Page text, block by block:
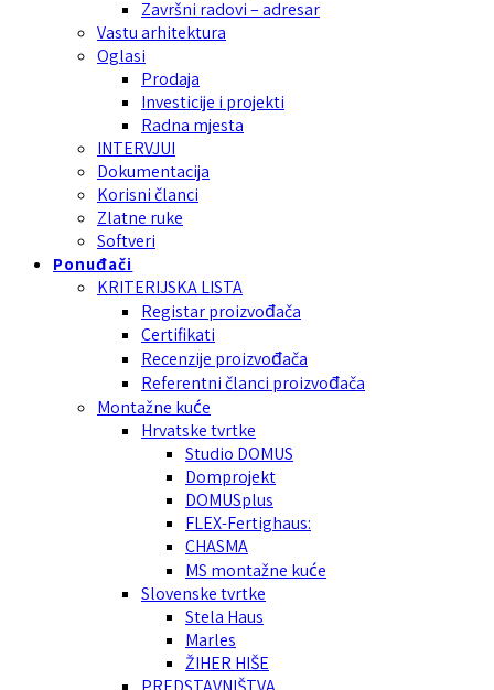
Završni radovi – adresar
Vastu arhitektura
Oglasi
Prodaja
Investicije i projekti
Radna mjesta
INTERVJUI
Dokumentacija
Korisni članci
Zlatne ruke
Softveri
Ponuđači
KRITERIJSKA LISTA
Registar proizvođača
Certifikati
Recenzije proizvođača
Referentni članci proizvođača
Montažne kuće
Hrvatske tvrtke
Studio DOMUS
Domprojekt
DOMUSplus
FLEX-Fertighaus:
CHASMA
MS montažne kuće
Slovenske tvrtke
Stela Haus
Marles
ŽIHER HIŠE